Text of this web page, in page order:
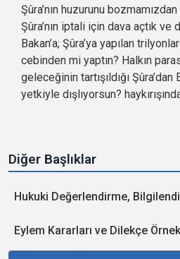
Diğer Başlıklar
Hukuki Değerlendirme,
Eylem Kararları ve Dilekçe
Şûra’nın huzurunu
Şûra’nın iptali için dava açtık
Bakan’a; Şûra’ya yapılan
cebinden mi yaptın? Halkın
geleceğinin tartışıldığı
yetkiyle dışlıyorsun?